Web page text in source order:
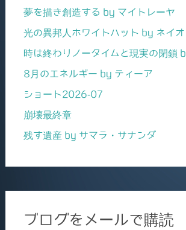
夢を描き創造する by マイトレーヤ
光の異邦人ホワイトハット by ネイオ
時は終わりノータイムと現実の閉鎖
8月のエネルギー by ティーア
ショート2026-07
崩壊最終章
残す遺産 by サマラ・サナンダ
ブログをメールで購読